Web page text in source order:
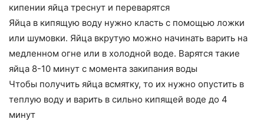
кипении яйца треснут и переварятся
Яйца в кипящую воду нужно класть с помощью ложки
или шумовки. Яйца вкрутую можно начинать варить на
медленном огне или в холодной воде. Варятся такие
яйца 8-10 минут с момента закипания воды
Чтобы получить яйца всмятку, то их нужно опустить в
теплую воду и варить в сильно кипящей воде до 4
минут